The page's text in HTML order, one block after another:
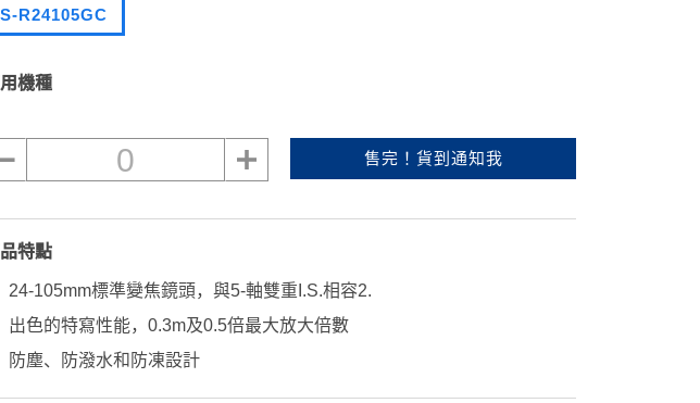
S-R24105GC
機種
0 售完！貨到通知我
特點
24-105mm標準變焦鏡頭，與5-軸雙重I.S.相容2.
出色的特寫性能，0.3m及0.5倍最大放大倍數
防塵、防潑水和防凍設計